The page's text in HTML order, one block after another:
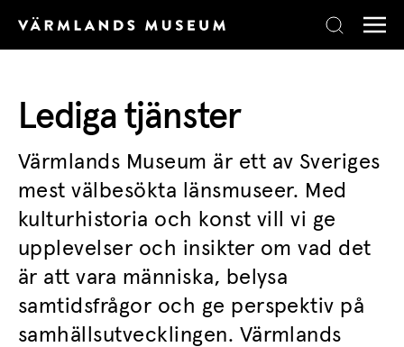
Lediga tjänster
Värmlands Museum är ett av Sveriges
mest välbesökta länsmuseer. Med
kulturhistoria och konst vill vi ge
upplevelser och insikter om vad det
är att vara människa, belysa
samtidsfrågor och ge perspektiv på
samhällsutvecklingen. Värmlands